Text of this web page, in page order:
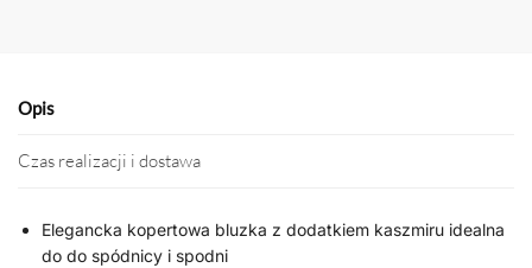
Opis
Czas realizacji i dostawa
Elegancka kopertowa bluzka z dodatkiem kaszmiru idealna
do do spódnicy i spodni